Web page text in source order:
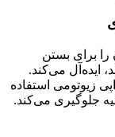
برای بستن
ایده‌آل می‌کند.
زیوتومی استفاده
جلوگیری می‌کند.